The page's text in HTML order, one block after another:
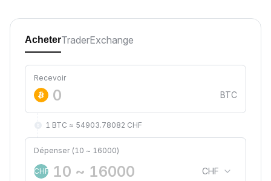
AcheterTraderExchange
Recevoir
BTC
1 BTC ≈ 54903.78082 CHF
Dépenser (10 ~ 16000)
CHF CHF